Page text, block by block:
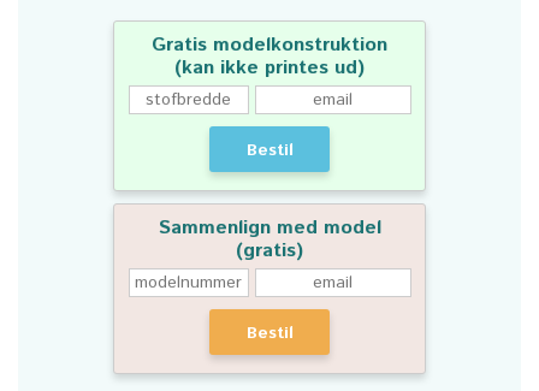
Gratis modelkonstruktion
(kan ikke printes ud)
Bestil
Sammenlign med model
(gratis)
Bestil